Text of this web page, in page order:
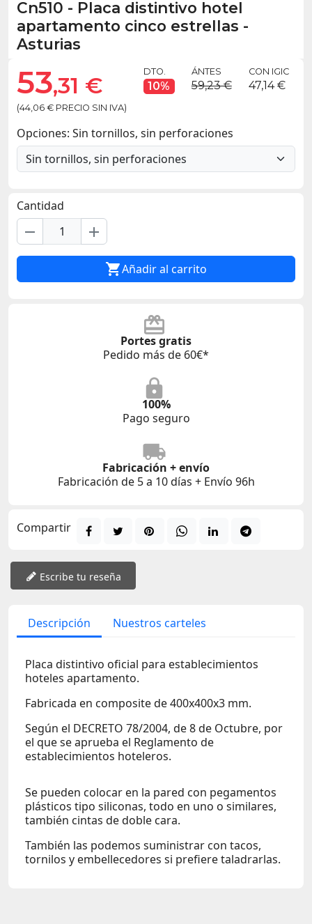
Cn510 - Placa distintivo hotel
apartamento cinco estrellas -
Asturias
53,31 €
(44,06 € PRECIO SIN IVA)
DTO.
10%
ÁNTES
59,23 €
CON IGIC
47,14 €
Opciones: Sin tornillos, sin perforaciones
Cantidad
remove add
Añadir al carrito
Portes gratis
Pedido más de 60€*
100%
Pago seguro
Fabricación + envío
Fabricación de 5 a 10 días + Envío 96h
Compartir
Escribe tu reseña
Descripción Nuestros carteles
Placa distintivo oficial para establecimientos
hoteles apartamento.
Fabricada en composite de 400x400x3 mm.
Según el DECRETO 78/2004, de 8 de Octubre, por
el que se aprueba el Reglamento de
establecimientos hoteleros.
Se pueden colocar en la pared con pegamentos
plásticos tipo siliconas, todo en uno o similares,
también cintas de doble cara.
También las podemos suministrar con tacos,
tornilos y embellecedores si prefiere taladrarlas.